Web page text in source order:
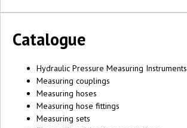
Catalogue
Hydraulic Pressure Measuring Instruments
Measuring couplings
Measuring hoses
Measuring hose fittings
Measuring sets